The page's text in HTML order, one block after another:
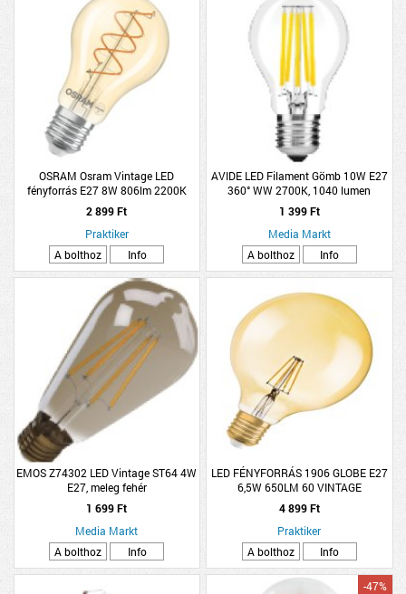
OSRAM Osram Vintage LED
fényforrás E27 8W 806lm 2200K
kisgömb melegfehér dimmelhető
arany
2 899 Ft
Praktiker
A bolthoz
Info
AVIDE LED Filament Gömb 10W E27
360° WW 2700K, 1040 lumen
1 399 Ft
Media Markt
A bolthoz
Info
EMOS Z74302 LED Vintage ST64 4W
E27, meleg fehér
1 699 Ft
Media Markt
A bolthoz
Info
LED FÉNYFORRÁS 1906 GLOBE E27
6,5W 650LM 60 VINTAGE
MÉLYMELEG DIMMER
4 899 Ft
Praktiker
A bolthoz
Info
-47%